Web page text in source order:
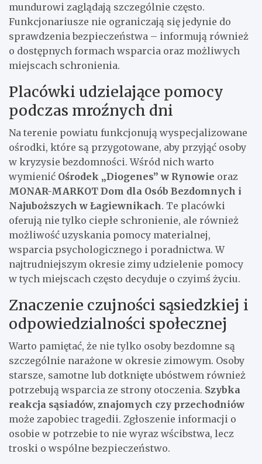
mundurowi zaglądają szczególnie często.
Funkcjonariusze nie ograniczają się jedynie do
sprawdzenia bezpieczeństwa – informują również
o dostępnych formach wsparcia oraz możliwych
miejscach schronienia.
Placówki udzielające pomocy
podczas mroźnych dni
Na terenie powiatu funkcjonują wyspecjalizowane
ośrodki, które są przygotowane, aby przyjąć osoby
w kryzysie bezdomności. Wśród nich warto
wymienić Ośrodek „Diogenes” w Rynowie oraz
MONAR-MARKOT Dom dla Osób Bezdomnych i
Najuboższych w Łagiewnikach. Te placówki
oferują nie tylko ciepłe schronienie, ale również
możliwość uzyskania pomocy materialnej,
wsparcia psychologicznego i poradnictwa. W
najtrudniejszym okresie zimy udzielenie pomocy
w tych miejscach często decyduje o czyimś życiu.
Znaczenie czujności sąsiedzkiej i
odpowiedzialności społecznej
Warto pamiętać, że nie tylko osoby bezdomne są
szczególnie narażone w okresie zimowym. Osoby
starsze, samotne lub dotknięte ubóstwem również
potrzebują wsparcia ze strony otoczenia. Szybka
reakcja sąsiadów, znajomych czy przechodniów
może zapobiec tragedii. Zgłoszenie informacji o
osobie w potrzebie to nie wyraz wścibstwa, lecz
troski o wspólne bezpieczeństwo.